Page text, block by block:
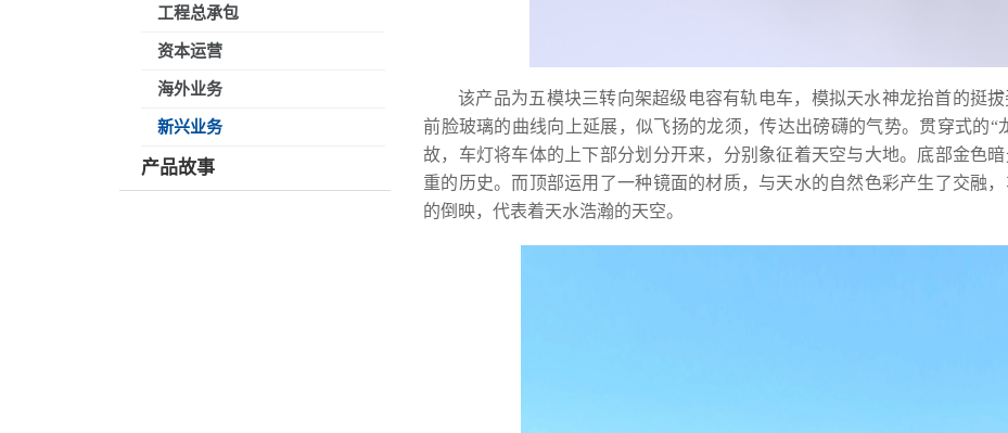
工程总承包
资本运营
海外业务
新兴业务
产品故事
该产品为五模块三转向架超级电容有轨电车，模拟天水神龙抬首的挺
前脸玻璃的曲线向上延展，似飞扬的龙须，传达出磅礴的气势。贯穿式的“
故，车灯将车体的上下部分划分开来，分别象征着天空与大地。底部金色
重的历史。而顶部运用了一种镜面的材质，与天水的自然色彩产生了交融
的倒映，代表着天水浩瀚的天空。